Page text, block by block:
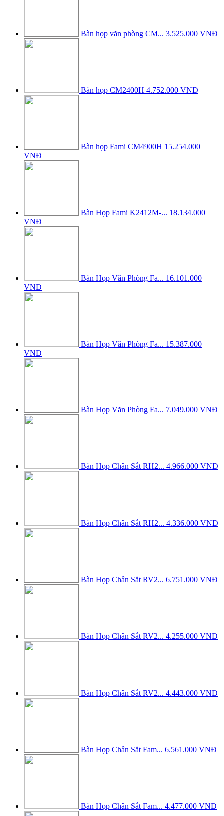
Bàn họp văn phòng CM... 3.525.000 VNĐ
Bàn họp CM2400H 4.752.000 VNĐ
Bàn họp Fami CM4900H 15.254.000
VNĐ
Bàn Họp Fami K2412M-... 18.134.000
VNĐ
Bàn Họp Văn Phòng Fa... 16.101.000
VNĐ
Bàn Họp Văn Phòng Fa... 15.387.000
VNĐ
Bàn Họp Văn Phòng Fa... 7.049.000 VNĐ
Bàn Họp Chân Sắt RH2... 4.966.000 VNĐ
Bàn Họp Chân Sắt RH2... 4.336.000 VNĐ
Bàn Họp Chân Sắt RV2... 6.751.000 VNĐ
Bàn Họp Chân Sắt RV2... 4.255.000 VNĐ
Bàn Họp Chân Sắt RV2... 4.443.000 VNĐ
Bàn Họp Chân Sắt Fam... 6.561.000 VNĐ
Bàn Họp Chân Sắt Fam... 4.477.000 VNĐ